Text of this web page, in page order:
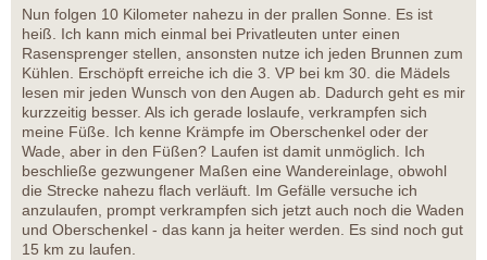
Nun folgen 10 Kilometer nahezu in der prallen Sonne. Es ist
heiß. Ich kann mich einmal bei Privatleuten unter einen
Rasensprenger stellen, ansonsten nutze ich jeden Brunnen zum
Kühlen. Erschöpft erreiche ich die 3. VP bei km 30. die Mädels
lesen mir jeden Wunsch von den Augen ab. Dadurch geht es mir
kurzzeitig besser. Als ich gerade loslaufe, verkrampfen sich
meine Füße. Ich kenne Krämpfe im Oberschenkel oder der
Wade, aber in den Füßen? Laufen ist damit unmöglich. Ich
beschließe gezwungener Maßen eine Wandereinlage, obwohl
die Strecke nahezu flach verläuft. Im Gefälle versuche ich
anzulaufen, prompt verkrampfen sich jetzt auch noch die Waden
und Oberschenkel - das kann ja heiter werden. Es sind noch gut
15 km zu laufen.